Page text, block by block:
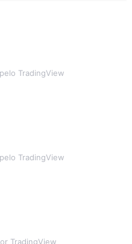
pelo TradingView
pelo TradingView
TradingView